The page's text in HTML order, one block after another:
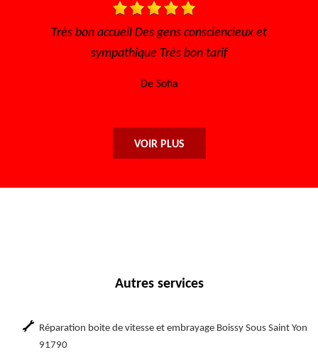
Très bon accueil Des gens consciencieux et
sympathique Très bon tarif
De Sofia
VOIR PLUS
Autres services
Réparation boite de vitesse et embrayage Boissy Sous Saint Yon
91790